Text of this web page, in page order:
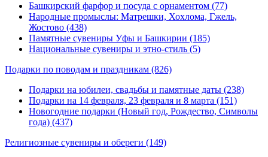
Башкирский фарфор и посуда с орнаментом (77)
Народные промыслы: Матрешки, Хохлома, Гжель,
Жостово (438)
Памятные сувениры Уфы и Башкирии (185)
Национальные сувениры и этно-стиль (5)
Подарки по поводам и праздникам (826)
Подарки на юбилеи, свадьбы и памятные даты (238)
Подарки на 14 февраля, 23 февраля и 8 марта (151)
Новогодние подарки (Новый год, Рождество, Символы
года) (437)
Религиозные сувениры и обереги (149)